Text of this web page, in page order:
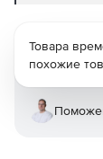
Товара
похожие